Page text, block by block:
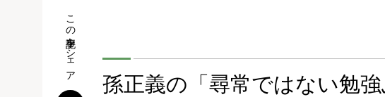
孫正義の「尋常ではない勉
この記事をシェア